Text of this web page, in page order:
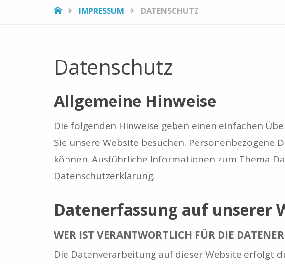
STARTIMPRESSUM DATENSCHUTZ
Datenschutz
Allgemeine Hinweise
Die folgenden Hinweise geben einen einfachen
Sie unsere Website besuchen.
können. Ausführliche Informationen zum Thema
Datenschutzerklärung.
Datenerfassung auf unserer
WER IST VERANTWORTLICH FÜR DIE
Die Datenverarbeitung auf dieser Website erfolgt